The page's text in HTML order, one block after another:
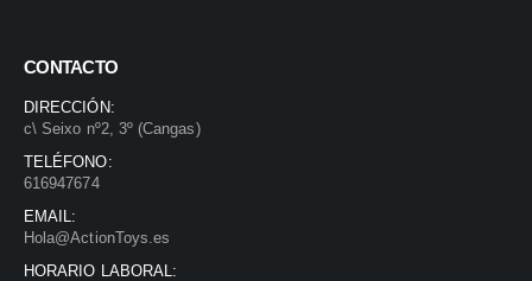
CONTACTO
DIRECCIÓN:
c\ Seixo nº2, 3º (Cangas)
TELÉFONO:
616947674
EMAIL:
Hola@ActionToys.es
HORARIO LABORAL: